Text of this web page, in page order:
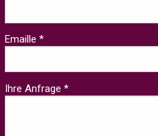
Emaille *
Ihre Anfrage *